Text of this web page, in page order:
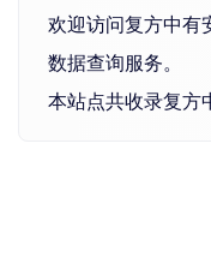
欢迎访问复方中有
数据查询服务。
本站点共收录复方